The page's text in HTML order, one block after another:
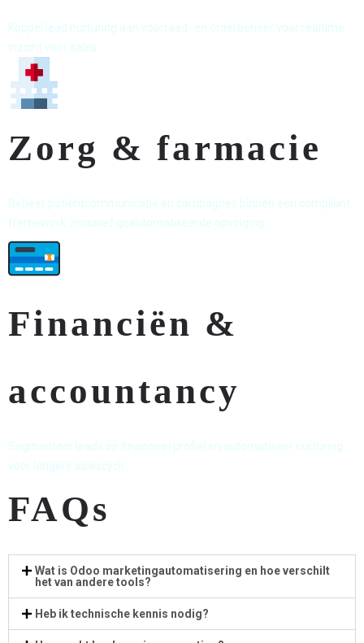
Koppel lead nurturing aan voorraad- en orderbeheer voor realtime
inzicht voor sales.
Zorg & farmacie
Beheer patiëntcommunicatie en campagnes binnen een compliant
framework, inclusief geautomatiseerde opvolging.
Financiën &
accountancy
Segmenteer leads op financieel profiel en automatiseer nurturing
voor langere salescycli.
FAQs
Wat is Odoo marketingautomatisering en hoe verschilt
het van andere tools?
Heb ik technische kennis nodig?